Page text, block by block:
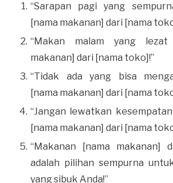
“Sarapan pagi yang
[nama makanan] dari [nama
“Makan malam yang lezat
makanan] dari [nama toko]!”
“Tidak ada yang bisa
[nama makanan] dari [nama
“Jangan lewatkan
[nama makanan] dari [nama
“Makanan [nama makanan]
adalah pilihan sempurna
yang sibuk Anda!”